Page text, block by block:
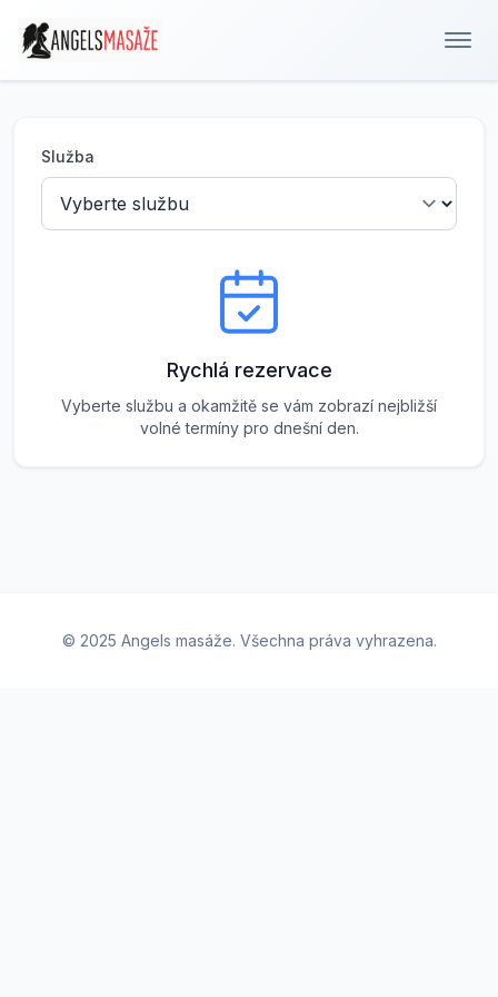
Služba
Rychlá rezervace
Vyberte službu a okamžitě se vám zobrazí nejbližší
volné termíny pro dnešní den.
© 2025 Angels masáže. Všechna práva vyhrazena.